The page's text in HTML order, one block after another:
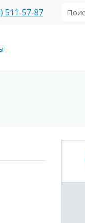
511-57-87